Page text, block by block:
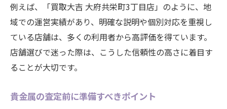
例えば、「買取大吉 大府共栄町3丁目店」のように、地
域での運営実績があり、明確な説明や個別対応を重視し
ている店舗は、多くの利用者から高評価を得ています。
店舗選びで迷った際は、こうした信頼性の高さに着目す
ることが大切です。
貴金属の査定前に準備すべきポイント